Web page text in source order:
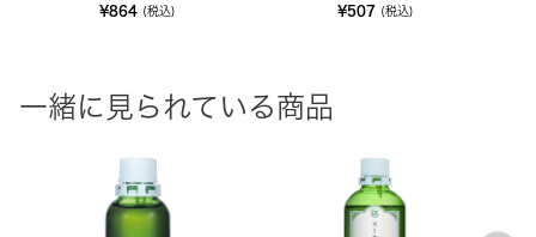
¥864 (税込) ¥507 (税込)
一緒に見られている商品